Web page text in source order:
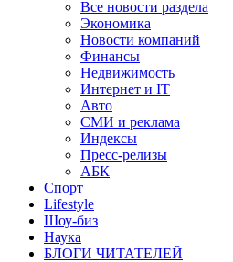
Все новости раздела
Экономика
Новости компаний
Финансы
Недвижимость
Интернет и IT
Авто
СМИ и реклама
Индексы
Пресс-релизы
АБК
Спорт
Lifestyle
Шоу-биз
Наука
БЛОГИ ЧИТАТЕЛЕЙ